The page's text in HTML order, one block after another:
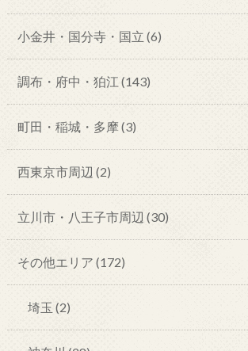
小金井・国分寺・国立 (6)
調布・府中・狛江 (143)
町田・稲城・多摩 (3)
西東京市周辺 (2)
立川市・八王子市周辺 (30)
その他エリア (172)
埼玉 (2)